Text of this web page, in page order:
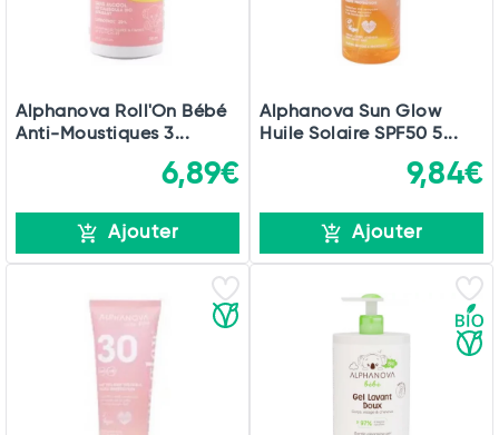
Alphanova Roll'On Bébé
Anti-Moustiques 3...
6,89€
Ajouter
Alphanova Sun Glow
Huile Solaire SPF50 5...
9,84€
Ajouter